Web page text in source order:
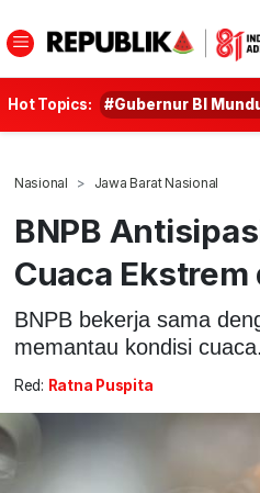
Hot Topics: #Gubernur BI
Nasional Jawa Barat Nasional
BNPB
Cuaca
BNPB bekerja sama
memantau kondisi cuaca.
Red: Ratna Puspita